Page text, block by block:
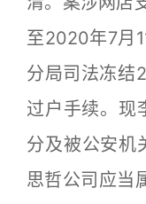
至2020年7月
分局司法冻结
过户手续。现
分及被公安机
思哲公司应当